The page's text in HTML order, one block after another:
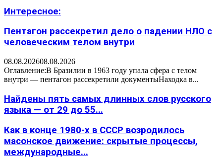
Интересное:
Пентагон рассекретил дело о падении НЛО с
человеческим телом внутри
08.08.202608.08.2026
Оглавление:В Бразилии в 1963 году упала сфера с телом
внутри — пентагон рассекретили документыНаходка в...
Найдены пять самых длинных слов русского
языка — от 29 до 55...
Как в конце 1980-х в СССР возродилось
масонское движение: скрытые процессы,
международные...